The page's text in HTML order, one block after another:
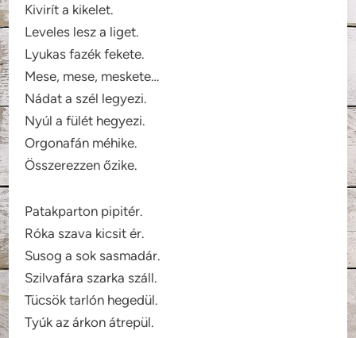
Kivirít a kikelet.
Leveles lesz a liget.
Lyukas fazék fekete.
Mese, mese, meskete…
Nádat a szél legyezi.
Nyúl a fülét hegyezi.
Orgonafán méhike.
Összerezzen őzike.
Patakparton pipitér.
Róka szava kicsit ér.
Susog a sok sasmadár.
Szilvafára szarka száll.
Tücsök tarlón hegedül.
Tyúk az árkon átrepül.